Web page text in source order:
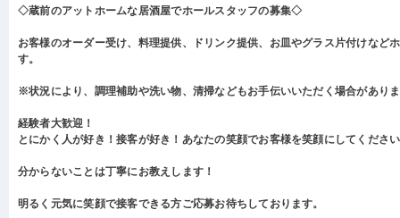
◇蔵前のアットホームな居酒屋でホールスタッフの募集◇
お客様のオーダー受け、料理提供、ドリンク提供、お皿やグラス片付けなど
す。
※状況により、調理補助や洗い物、清掃などもお手伝いいただく場合があり
経験者大歓迎！
とにかく人が好き！接客が好き！あなたの笑顔でお客様を笑顔にしてくださ
分からないことは丁寧にお教えします！
明るく元気に笑顔で接客できる方ご応募お待ちしております。